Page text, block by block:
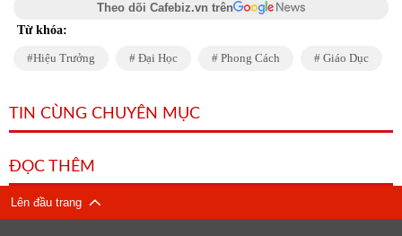
Theo dõi Cafebiz.vn trên
Từ khóa:
Hiệu Trưởng Đại Học Phong Cách Giáo Dục
TIN CÙNG CHUYÊN MỤC
ĐỌC THÊM
Lên đầu trang